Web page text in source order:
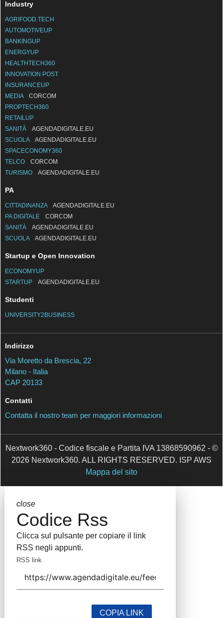
Industry
AGRIFOOD.TECH
AUTOMOTIVEUP
BANKINGUP
ENERGYUP
HEALTHTECH360
INNOVATION POST
INSURANCEUP
MEDIA
CORCOM
PROPTECH360
RETAILUP
SANITÀ
AGENDADIGITALE.EU
SCUOLA
AGENDADIGITALE.EU
SPACECONOMY360
TELCO
CORCOM
TURISMO
AGENDADIGITALE.EU
PA
CITTADINANZA
AGENDADIGITALE.EU
PA DIGITALE
CORCOM
SANITÀ
AGENDADIGITALE.EU
SCUOLA
AGENDADIGITALE.EU
Startup e Open Innovation
ECONOMYUP
STARTUP
AGENDADIGITALE.EU
Studenti
UNIVERSITY2BUSINESS
Indirizzo
Via Moretto da Brescia, 22
Milano - Italia
CAP 20133
Contatti
Contatta il nostro team per maggiori informazioni
Nextwork360 - Codice fiscale e Partita IVA 13868590962
- © 2026 Nextwork360. ALL RIGHTS RESERVED. ISP
AWS
close
Codice Rss
Clicca sul pulsante per copiare il link RSS
negli appunti.